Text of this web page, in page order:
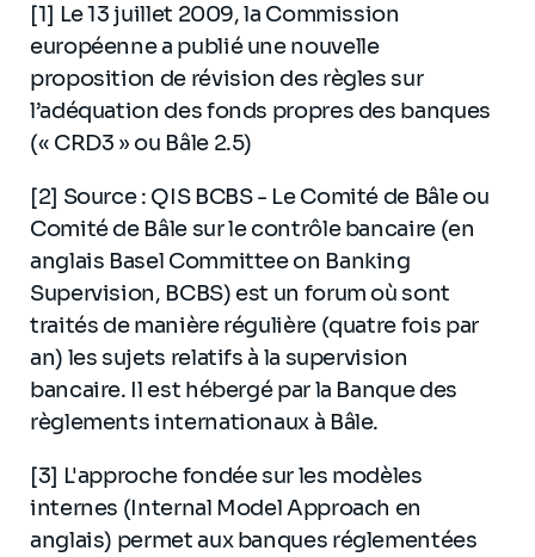
[1] Le 13 juillet 2009, la Commission
européenne a publié une nouvelle
proposition de révision des règles sur
l’adéquation des fonds propres des banques
(« CRD3 » ou Bâle 2.5)
[2] Source : QIS BCBS - Le Comité de Bâle ou
Comité de Bâle sur le contrôle bancaire (en
anglais Basel Committee on Banking
Supervision, BCBS) est un forum où sont
traités de manière régulière (quatre fois par
an) les sujets relatifs à la supervision
bancaire. Il est hébergé par la Banque des
règlements internationaux à Bâle.
[3] L'approche fondée sur les modèles
internes (Internal Model Approach en
anglais) permet aux banques réglementées